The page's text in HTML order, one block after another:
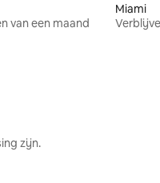
van een maand
Miami
zijn.